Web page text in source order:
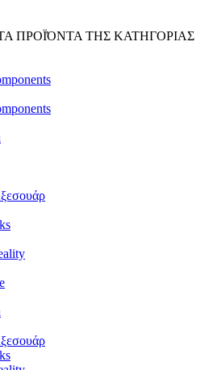
ΠΡΟΪΌΝΤΑ ΤΗΣ ΚΑΤΗΓΟΡΙΑΣ